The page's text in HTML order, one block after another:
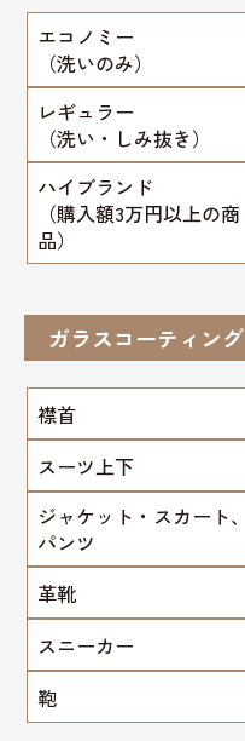
エコノミー
（洗いのみ）
レギュラー
（洗い・しみ抜き）
ハイブランド
（購入額3万円以上の商
品）
ガラスコーティング
襟首
スーツ上下
ジャケット・スカート、
パンツ
革靴
スニーカー
鞄